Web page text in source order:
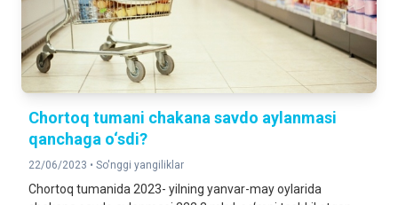
Chortoq tumani chakana savdo aylanmasi
qanchaga o‘sdi?
22/06/2023 • So'nggi yangiliklar
Chortoq tumanida 2023- yilning yanvar-may oylarida